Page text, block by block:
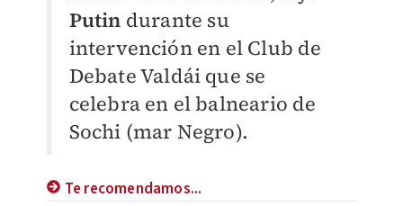
Putin durante su
intervención en el Club de
Debate Valdái que se
celebra en el balneario de
Sochi (mar Negro).
Te recomendamos...